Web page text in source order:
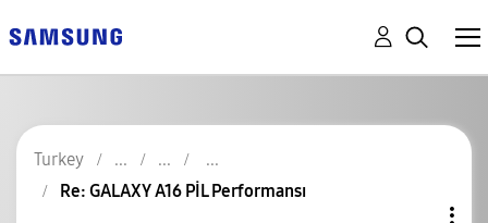
Turkey
Re: GALAXY A16 PİL Performansı